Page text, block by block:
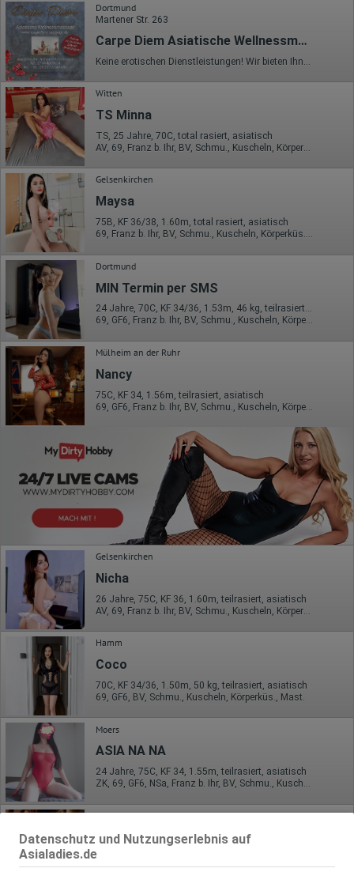
Datenschutz und Nutzungserlebnis auf
Asialadies.de
Dortmund
Martener Str. 263
Carpe Diem Asiatische Wellnessmassage
Witten
TS Minna
TS, 25 Jahre, 70C, total rasiert, asiatisch
AV, 69, Franz b. Ihr, BV, Schmu., Kuscheln, Körperküs., AV b. Ihm
Gelsenkirchen
Maysa
75B, KF 36/38, 1.60m, total rasiert, asiatisch
69, Franz b. Ihr, BV, Schmu., Kuscheln, Körperküs., AV b. Ihm, Mast.
Dortmund
MIN Termin per SMS
24 Jahre, 70C, KF 34/36, 1.53m, 46 kg, teilrasiert, asiatisch
69, GF6, Franz b. Ihr, BV, Schmu., Kuscheln, Körperküs., DSa
Mülheim an der Ruhr
Nancy
75C, KF 34, 1.56m, teilrasiert, asiatisch
Gelsenkirchen
Nicha
26 Jahre, 75C, KF 36, 1.60m, teilrasiert, asiatisch
Hamm
Coco
70C, KF 34/36, 1.50m, 50 kg, teilrasiert, asiatisch
69, GF6, BV, Schmu., Kuscheln, Körperküs., Mast.
Moers
ASIA NA NA
24 Jahre, 75C, KF 34, 1.55m, teilrasiert, asiatisch
ZK, 69, GF6, NSa, Franz b. Ihr, BV, Schmu., Kuscheln
Gelsenkirchen
Vivi und Gina
69, Franz b. Ihr, Schmu., Kuscheln, Körperküs., AV b. Ihm, DSa, DSp